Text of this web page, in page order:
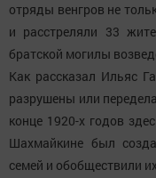
отряды венгров не
и расстреляли 33
братской могилы
Как рассказал Ильяс
разрушены или
конце 1920-х годов
Шахмайкине был
семей и обобществили